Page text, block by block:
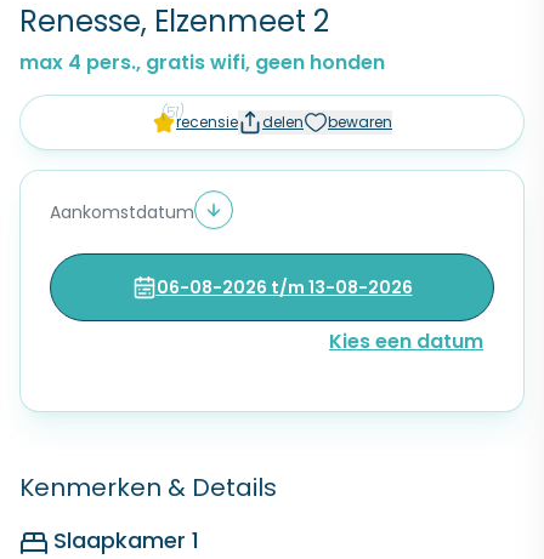
Renesse, Elzenmeet 2
max 4 pers., gratis wifi, geen honden
(51)recensie delen bewaren
Kenmerken & Details
Slaapkamer 1
Aankomstdatum
06-08-2026 t/m 13-08-2026
Kies een datum